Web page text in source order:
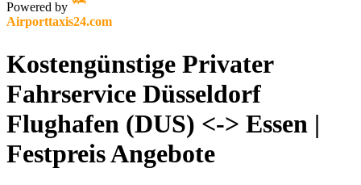
Powered by
Airporttaxis24.com
Kostengünstige Privater
Fahrservice Düsseldorf
Flughafen (DUS) <-> Essen |
Festpreis Angebote